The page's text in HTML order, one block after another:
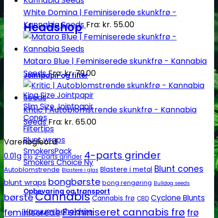
Headshop
Jointpapir og filter
King Size Jointpapir
Slim Size Jointpapir
Cones
Filtertips
Blunt wraps
SmokersPack
Smokers Choice
Opbevaring og transport
Vacuum beholdere
White Domina | Feminiserede skunkfrø -
Kannabia Seeds Fra: kr. 55.00
Mataro Blue | Feminiserede skunkfrø - Kannabia
SeedsFra:kr.79.00
Kritic | Autoblomstrende skunkfrø - Kannabia
Seeds Fra: kr. 65.00
Varenøgleord
0.01g 0.1g 2-parts grinder 4-parts grinder
Autoblomstrende Blastere i glas Blastere i metal Blunt cones
blunt wraps bongbørste bong rengøring Bulldog seeds
børsteCannabis Cannabis frø CBD Cyclone Blunts
feminiseredeFeminiseret cannabis frø frø